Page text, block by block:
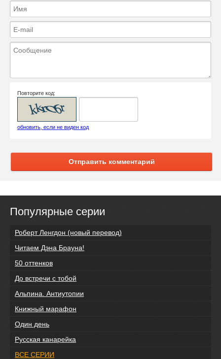
Повторите код:
обновить, если не виден код
Отправить комментарий
Популярные серии
Роберт Ленгдон (новый перевод)
Читаем Дэна Брауна!
50 оттенков
До встречи с тобой
Альпина. Антиутопии
Книжный марафон
Один день
Русская канарейка
ВСЕ СЕРИИ